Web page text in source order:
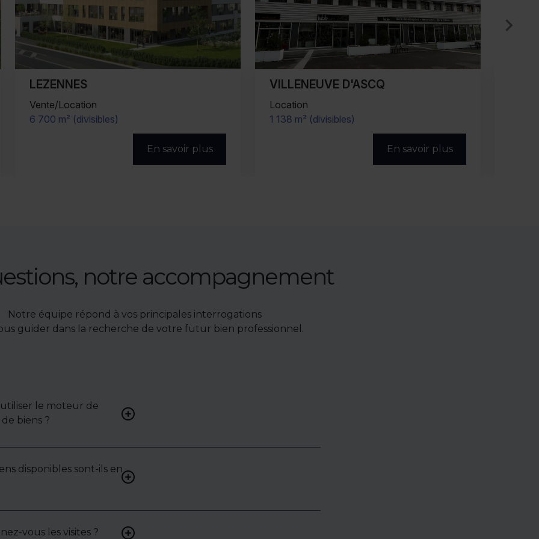
VILLENEUVE D'ASCQ
Location
1 138 m² (divisibles)
En savoir plus
VILLENEUVE D'ASCQ
Location
4 105 m² (divisibles)
En savoir plus
notre accompagnement
Notre équipe répond à vos principales interrogations
guider dans la recherche de votre futur bien professionnel.
le moteur de
biens ?
Renseignez vos critères (type de bien,
une liste de biens ciblés.
disponibles sont-ils en
Non. Certains biens sont proposés en
: contactez-nous pour y accéder.
vous les visites ? Oui, nous organisons les visites,